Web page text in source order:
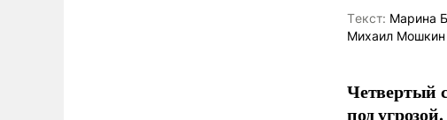
Tекст: Марина
Михаил Мошкин
Четвертый
под